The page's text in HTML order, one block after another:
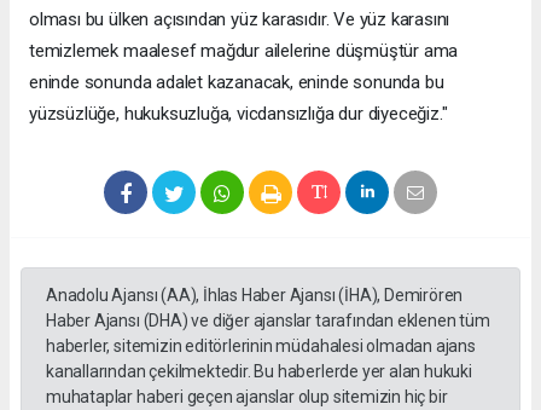
olması bu ülken açısından yüz karasıdır. Ve yüz karasını
temizlemek maalesef mağdur ailelerine düşmüştür ama
eninde sonunda adalet kazanacak, eninde sonunda bu
yüzsüzlüğe, hukuksuzluğa, vicdansızlığa dur diyeceğiz."
Anadolu Ajansı (AA), İhlas Haber Ajansı (İHA), Demirören
Haber Ajansı (DHA) ve diğer ajanslar tarafından eklenen tüm
haberler, sitemizin editörlerinin müdahalesi olmadan ajans
kanallarından çekilmektedir. Bu haberlerde yer alan hukuki
muhataplar haberi geçen ajanslar olup sitemizin hiç bir